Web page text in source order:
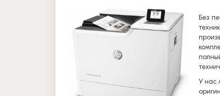
Без
У нас